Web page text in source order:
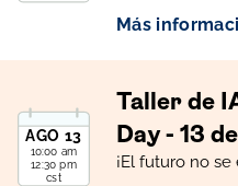
Más
AGO 13
10:00 am
12:30 pm
cst
Taller de
Day - 13
¡El futuro no se